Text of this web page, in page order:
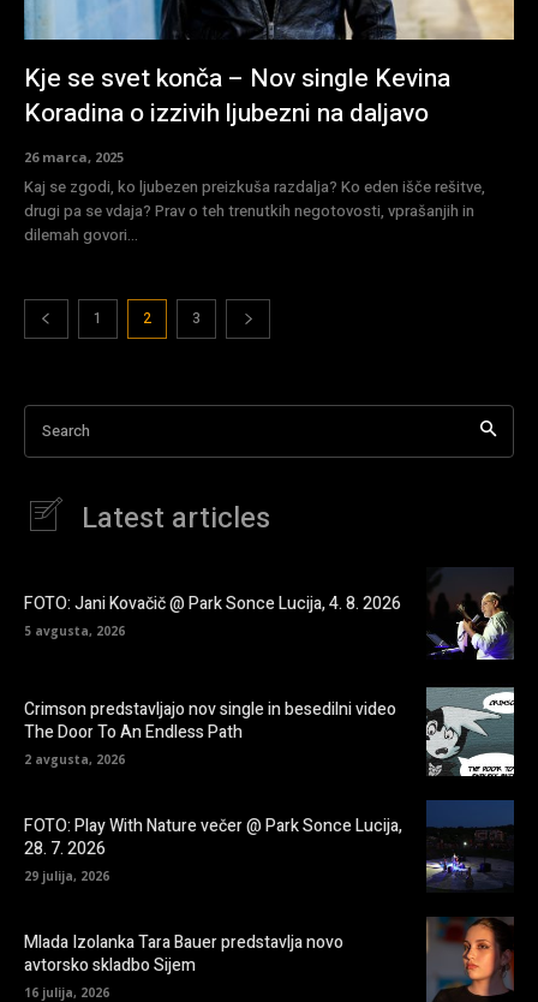
Kje se svet konča – Nov single Kevina
Koradina o izzivih ljubezni na daljavo
26 marca, 2025
Kaj se zgodi, ko ljubezen preizkuša razdalja? Ko eden išče rešitve,
drugi pa se vdaja? Prav o teh trenutkih negotovosti, vprašanjih in
dilemah govori...
1 2 3
Search
Latest articles
FOTO: Jani Kovačič @ Park Sonce Lucija, 4. 8. 2026
5 avgusta, 2026
Crimson predstavljajo nov single in besedilni video
The Door To An Endless Path
2 avgusta, 2026
FOTO: Play With Nature večer @ Park Sonce Lucija,
28. 7. 2026
29 julija, 2026
Mlada Izolanka Tara Bauer predstavlja novo
avtorsko skladbo Sijem
16 julija, 2026